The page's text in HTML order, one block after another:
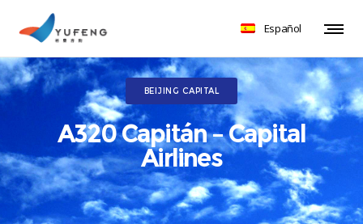
Español
BEIJING CAPITAL
A320 Capitán – Capital
Airlines